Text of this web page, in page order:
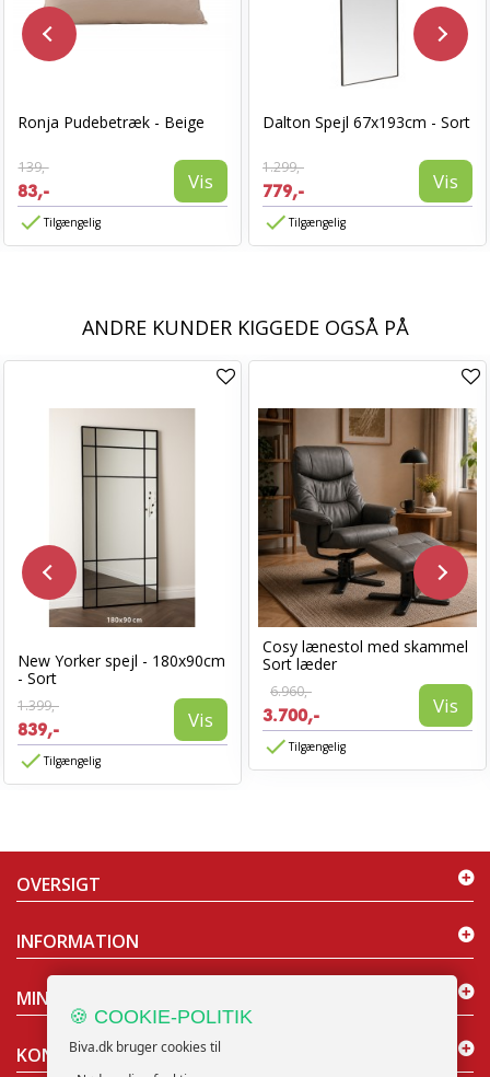
Ronja Pudebetræk - Beige
139,-
83,- Vis
Tilgængelig
Dalton Spejl 67x193cm - Sort
1.299,-
779,- Vis
Tilgængelig
ANDRE KUNDER KIGGEDE OGSÅ PÅ
New Yorker spejl - 180x90cm
- Sort
1.399,-
839,- Vis
Tilgængelig
Cosy lænestol med skammel
Sort læder
6.960,-
3.700,- Vis
Tilgængelig
OVERSIGT
INFORMATION
MIN KONTO
KONTAKT OS
🍪 COOKIE-POLITIK
Biva.dk bruger cookies til